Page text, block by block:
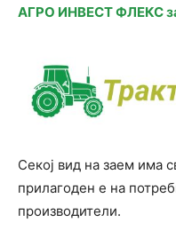
АГРО ИНВЕСТ ФЛЕКС
Секој вид на заем има
прилагоден е на
производители.